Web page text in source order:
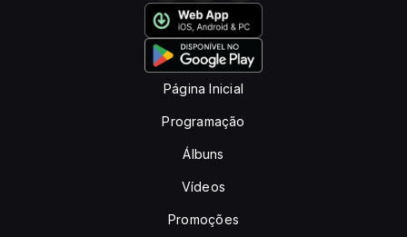
Página Inicial
Programação
Álbuns
Vídeos
Promoções